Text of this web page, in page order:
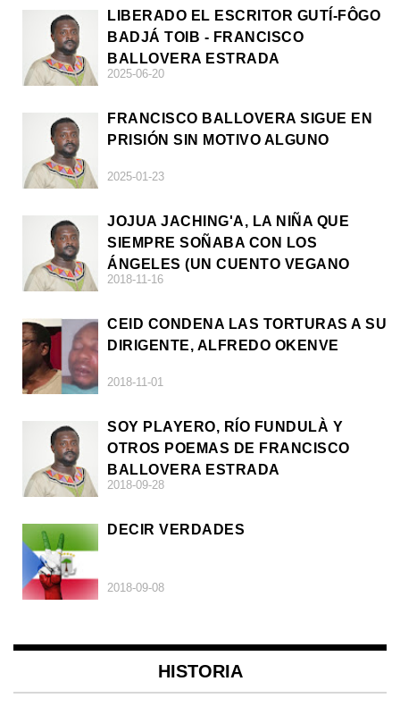
LIBERADO EL ESCRITOR GUTÍ-FÔGO
BADJÁ TOIB - FRANCISCO
BALLOVERA ESTRADA
2025-06-20
FRANCISCO BALLOVERA SIGUE EN
PRISIÓN SIN MOTIVO ALGUNO
2025-01-23
JOJUA JACHING'A, LA NIÑA QUE
SIEMPRE SOÑABA CON LOS
ÁNGELES (UN CUENTO VEGANO
AFRICANO)
2018-11-16
CEID CONDENA LAS TORTURAS A SU
DIRIGENTE, ALFREDO OKENVE
2018-11-01
SOY PLAYERO, RÍO FUNDULÀ Y
OTROS POEMAS DE FRANCISCO
BALLOVERA ESTRADA
2018-09-28
DECIR VERDADES
2018-09-08
HISTORIA